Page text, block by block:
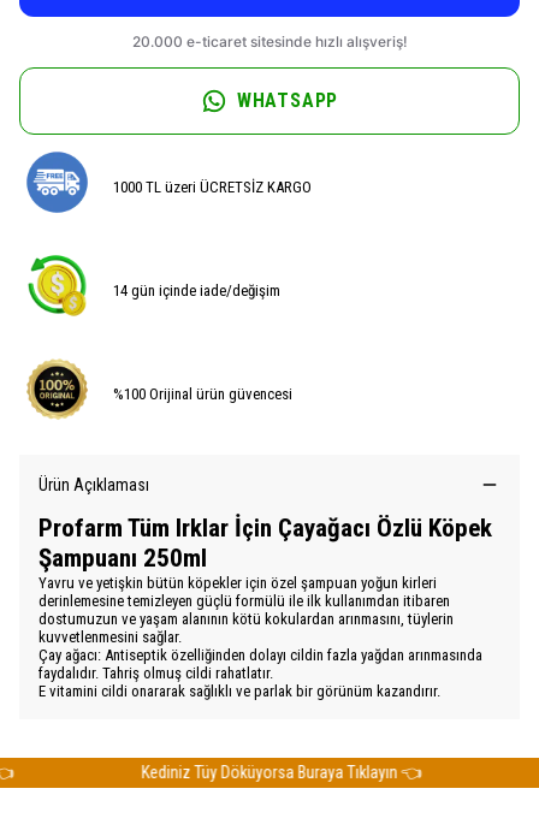
WHATSAPP
1000 TL üzeri ÜCRETSİZ KARGO
14 gün içinde iade/değişim
%100 Orijinal ürün güvencesi
Ürün Açıklaması
Profarm Tüm Irklar İçin Çayağacı Özlü Köpek
Şampuanı 250ml
Yavru ve yetişkin bütün köpekler için özel şampuan yoğun kirleri
derinlemesine temizleyen güçlü formülü ile ilk kullanımdan itibaren
dostumuzun ve yaşam alanının kötü kokulardan arınmasını, tüylerin
kuvvetlenmesini sağlar.
Çay ağacı: Antiseptik özelliğinden dolayı cildin fazla yağdan arınmasında
faydalıdır. Tahriş olmuş cildi rahatlatır.
E vitamini cildi onararak sağlıklı ve parlak bir görünüm kazandırır.
Kediniz Tüy Döküyorsa Buraya Tıklayın 👈